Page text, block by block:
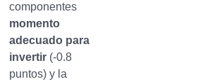
componentes
momento
adecuado para
invertir(-0.8
puntos) y la